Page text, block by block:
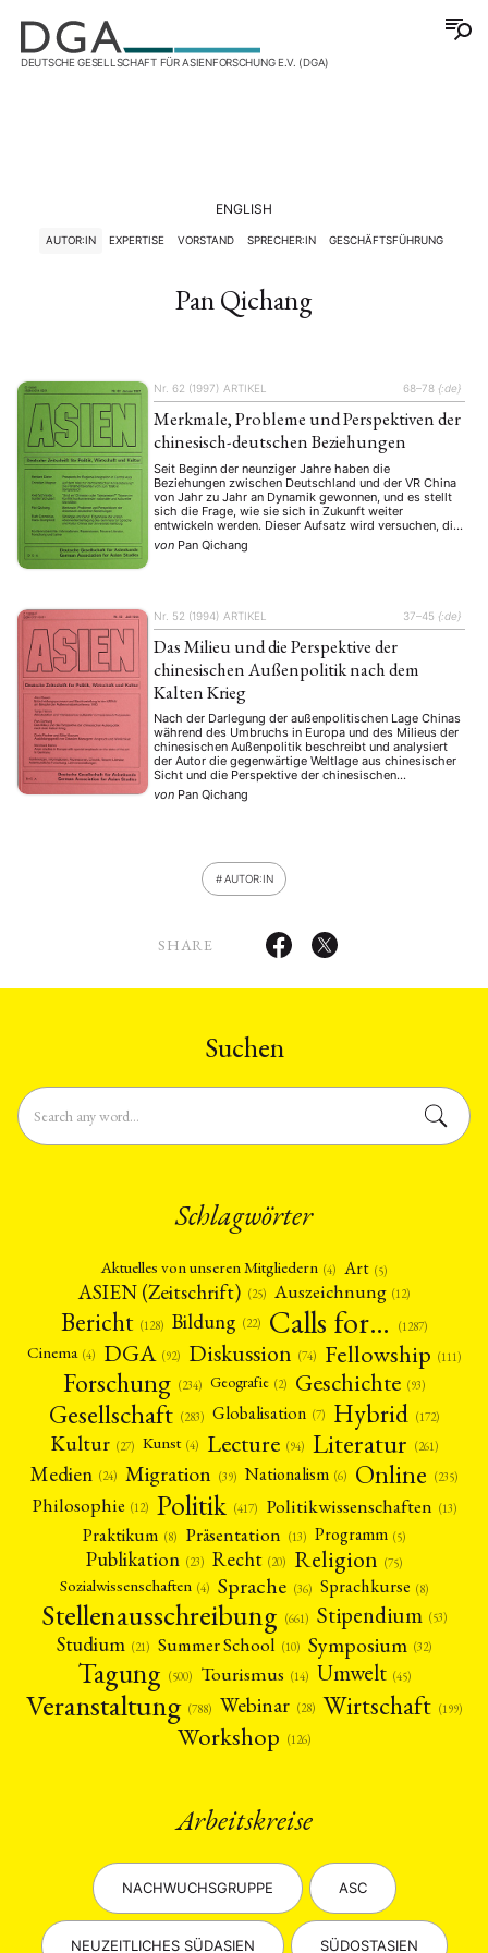
DEUTSCHE GESELLSCHAFT FÜR ASIENFORSCHUNG E.V. (DGA)
ANGEBOTE
ANTRAG AUF EINEN SMALL GRANT DER DGA MITGLIEDERBEREICH
MITGLIEDSCHAFT
ENGLISH
AUTOR:IN EXPERTISE VORSTAND SPRECHER:IN GESCHÄFTSFÜHRUNG
Pan Qichang
Nr. 62 (1997) ARTIKEL 68–78 {:de}
Merkmale, Probleme und Perspektiven der
chinesisch-deutschen Beziehungen
Seit Beginn der neunziger Jahre haben die
Beziehungen zwischen Deutschland und der VR China
von Jahr zu Jahr an Dynamik gewonnen, und es stellt
sich die Frage, wie sie sich in Zukunft weiter
entwickeln werden. Dieser Aufsatz wird versuchen, die
bestehenden Probleme und die Aussichten der
chinesisch-deutschen Beziehungen darzulegen.
von Pan Qichang
Nr. 52 (1994) ARTIKEL 37–45 {:de}
Das Milieu und die Perspektive der
chinesischen Außenpolitik nach dem
Kalten Krieg
Nach der Darlegung der außenpolitischen Lage Chinas
während des Umbruchs in Europa und des Milieus der
chinesischen Außenpolitik beschreibt und analysiert
der Autor die gegenwärtige Weltlage aus chinesischer
Sicht und die Perspektive der chinesischen
Außenpolitik. Er weist darauf hin, daß China seine
Außenpolitik als regionale Großmacht und gleichzeitig
von Pan Qichang
AUTOR:IN
SHARE
Suchen
Schlagwörter
Aktuelles von unseren Mitgliedern (4) Art (5)
ASIEN (Zeitschrift) (25) Auszeichnung (12)
Bericht (128) Bildung (22) Calls for… (1287)
Cinema (4) DGA (92) Diskussion (74) Fellowship (111)
Forschung (234) Geografie (2) Geschichte (93)
Gesellschaft (283) Globalisation (7) Hybrid (172)
Kultur (27) Kunst (4) Lecture (94) Literatur (261)
Medien (24) Migration (39) Nationalism (6) Online (235)
Philosophie (12) Politik (417) Politikwissenschaften (13)
Praktikum (8) Präsentation (13) Programm (5)
Publikation (23) Recht (20) Religion (75)
Sozialwissenschaften (4) Sprache (36) Sprachkurse (8)
Stellenausschreibung (661) Stipendium (53)
Studium (21) Summer School (10) Symposium (32)
Tagung (500) Tourismus (14) Umwelt (45)
Veranstaltung (788) Webinar (28) Wirtschaft (199)
Workshop (126)
Arbeitskreise
NACHWUCHSGRUPPE ASC
NEUZEITLICHES SÜDASIEN SÜDOSTASIEN